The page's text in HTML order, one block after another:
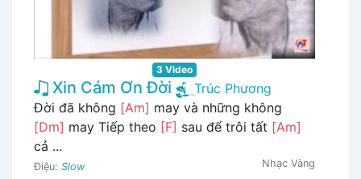
3 Video
Xin Cám Ơn Đời
Trúc Phương
Đời đã không [Am] may và những không
[Dm] may Tiếp theo [F] sau để trôi tất [Am]
cả ...
Điệu: Slow Nhạc Vàng